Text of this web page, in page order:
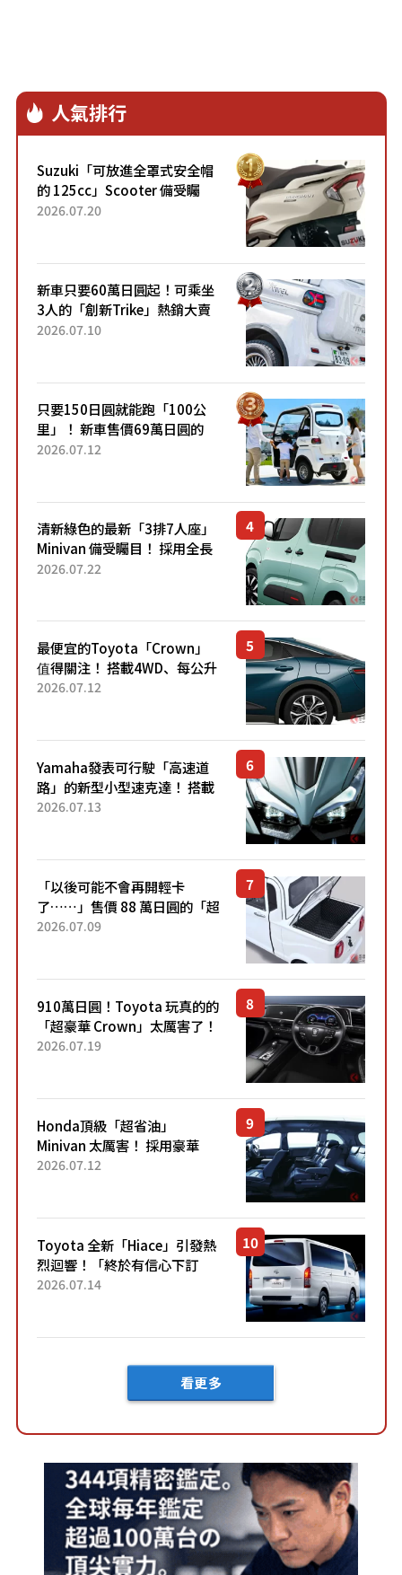
人氣排行
Suzuki「可放進全罩式安全帽
的 125cc」Scooter 備受矚
目！採用全新流線設計與各項
2026.07.20
新車只要60萬日圓起！可乘坐
3人的「創新Trike」熱銷大賣
成為人氣車款！「養車成本真
2026.07.10
只要150日圓就能跑「100公
里」！ 新車售價69萬日圓的
「3人座」Trike大受歡迎！ 順
2026.07.12
清新綠色的最新「3排7人座」
Minivan 備受矚目！ 採用全長
4.7公尺剛剛好的車身尺寸與
2026.07.22
最便宜的Toyota「Crown」
值得關注！ 搭載4WD、每公升
22.4公里低油耗表現超亮眼！
2026.07.12
Yamaha發表可行駛「高速道
路」的新型小型速克達！ 搭載
能享受超強勁「渦輪感」的動
2026.07.13
「以後可能不會再開輕卡
了……」售價 88 萬日圓的「超
迷你輕型貨車」引發兩極評
了！...
2026.07.09
910萬日圓！Toyota 玩真的的
「超豪華 Crown」太厲害了！
採用由「匠人技藝」打造的
2026.07.19
Honda頂級「超省油」
Minivan 太厲害！ 採用豪華
「真皮座椅」與專屬「黑色內
「三...
2026.07.12
Toyota 全新「Hiace」引發熱
烈迴響！「終於有信心下訂
了！」「哪個等級交車最
車？...
2026.07.14
看更多